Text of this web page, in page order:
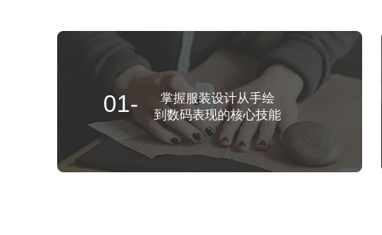
01-
掌握服装设计从手绘
到数码表现的核心技能